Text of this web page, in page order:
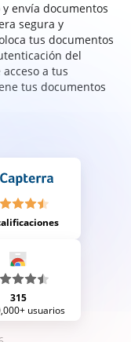
envía documentos
segura y
tus documentos
del
a tus
tus documentos
315
usuarios